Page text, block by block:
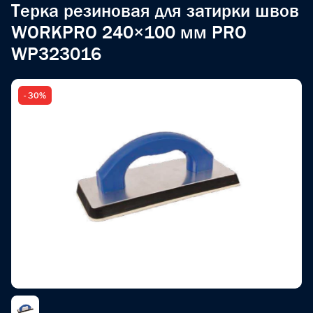
Терка резиновая для затирки швов
WORKPRO 240×100 мм PRO
WP323016
- 30%